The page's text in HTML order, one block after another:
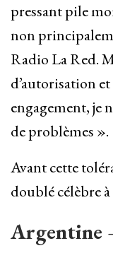
pressant pile
non
Radio La Red.
d’autorisation
engagement, je
de problèmes ».
Avant cette
doublé célèbre
Argentine